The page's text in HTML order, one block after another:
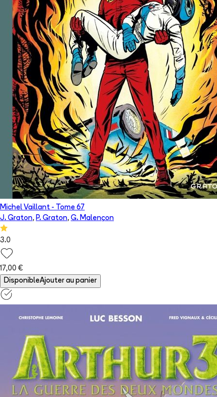
Michel Vaillant - Tome 67
J. Graton, P. Graton, G. Malençon
3.0
17,00 €
DisponibleAjouter au panier